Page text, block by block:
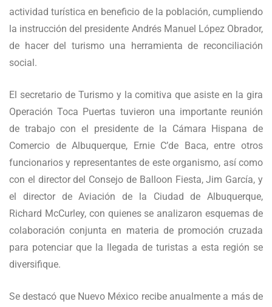
actividad turística en beneficio de la población, cumpliendo
la instrucción del presidente Andrés Manuel López Obrador,
de hacer del turismo una herramienta de reconciliación
social.
El secretario de Turismo y la comitiva que asiste en la gira
Operación Toca Puertas tuvieron una importante reunión
de trabajo con el presidente de la Cámara Hispana de
Comercio de Albuquerque, Ernie C’de Baca, entre otros
funcionarios y representantes de este organismo, así como
con el director del Consejo de Balloon Fiesta, Jim García, y
el director de Aviación de la Ciudad de Albuquerque,
Richard McCurley, con quienes se analizaron esquemas de
colaboración conjunta en materia de promoción cruzada
para potenciar que la llegada de turistas a esta región se
diversifique.
Se destacó que Nuevo México recibe anualmente a más de